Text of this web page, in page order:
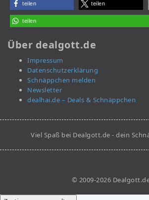
teilen teilen
teilen
Über dealgott.de
Impressum
Datenschutzerklärung
Schnäppchen melden
Newsletter
dealhai.de – Deals & Schnäppchen
Viel Spaß bei Dealgott.de - dein
© 2009-2026